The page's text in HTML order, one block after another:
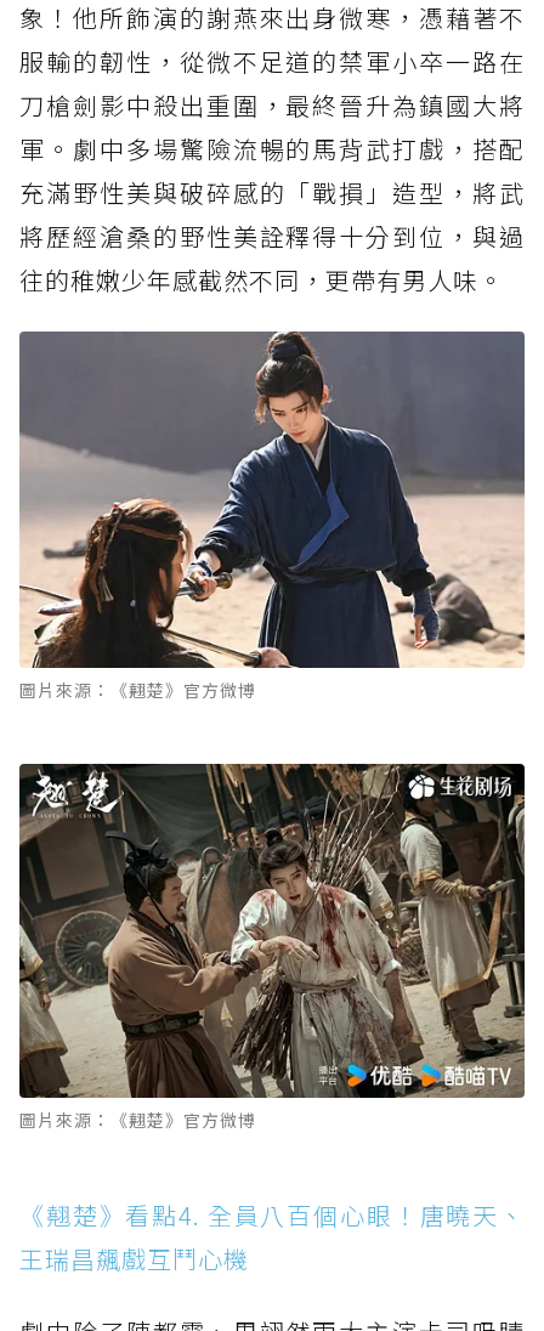
象！他所飾演的謝燕來出身微寒，憑藉著不
服輸的韌性，從微不足道的禁軍小卒一路在
刀槍劍影中殺出重圍，最終晉升為鎮國大將
軍。劇中多場驚險流暢的馬背武打戲，搭配
充滿野性美與破碎感的「戰損」造型，將武
將歷經滄桑的野性美詮釋得十分到位，與過
往的稚嫩少年感截然不同，更帶有男人味。
圖片來源：《翹楚》官方微博
圖片來源：《翹楚》官方微博
《翹楚》看點4. 全員八百個心眼！唐曉天、
王瑞昌飆戲互鬥心機